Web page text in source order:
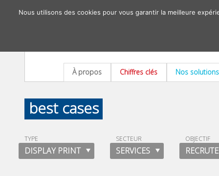
À propos Chiffres clés Nos solutions
best cases
TYPE
DISPLAY PRINT
SECTEUR
SERVICES
OBJECTIF
Nous utilisons des cookies pour vous garantir la meilleure